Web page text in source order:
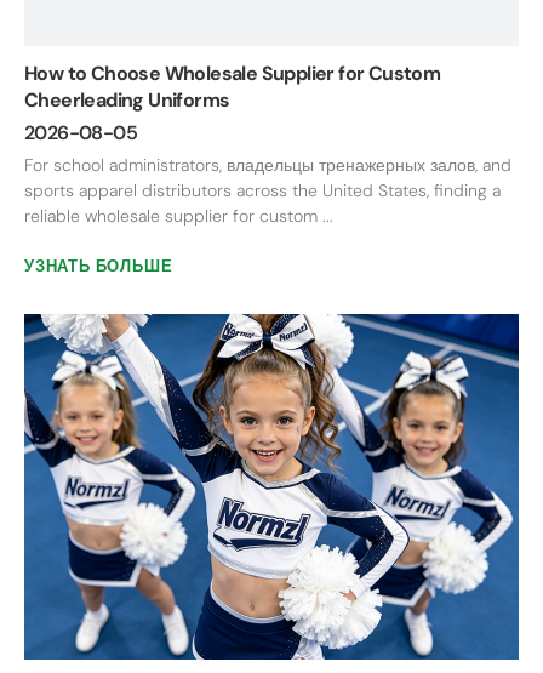
How to Choose Wholesale Supplier for Custom
Cheerleading Uniforms
2026-08-05
For school administrators, владельцы тренажерных залов, and
sports apparel distributors across the United States, finding a
reliable wholesale supplier for custom ...
УЗНАТЬ БОЛЬШЕ